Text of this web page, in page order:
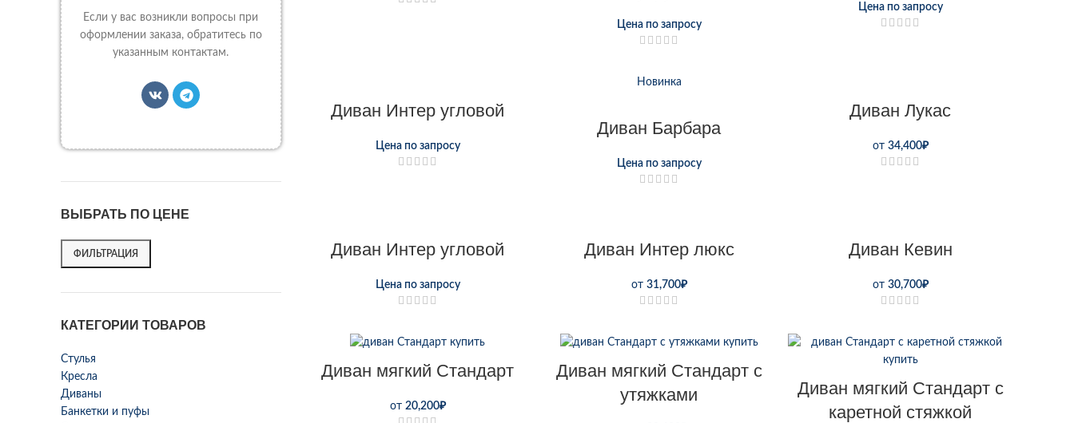
Если у вас возникли вопросы при
оформлении заказа, обратитесь по
указанным контактам.
ВЫБРАТЬ ПО ЦЕНЕ
ФИЛЬТРАЦИЯ
КАТЕГОРИИ ТОВАРОВ
Стулья
Кресла
Диваны
Банкетки и пуфы
Цена по запросу
Цена по запросу
Диван Интер угловой
Цена по запросу
Новинка
Диван Барбара
Цена по запросу
Диван Лукас
от 34,400₽
Диван Интер угловой
Цена по запросу
Диван Интер люкс
от 31,700₽
Диван Кевин
от 30,700₽
Диван мягкий Стандарт
от 20,200₽
Диван мягкий Стандарт с
утяжками
Диван мягкий Стандарт с
каретной стяжкой